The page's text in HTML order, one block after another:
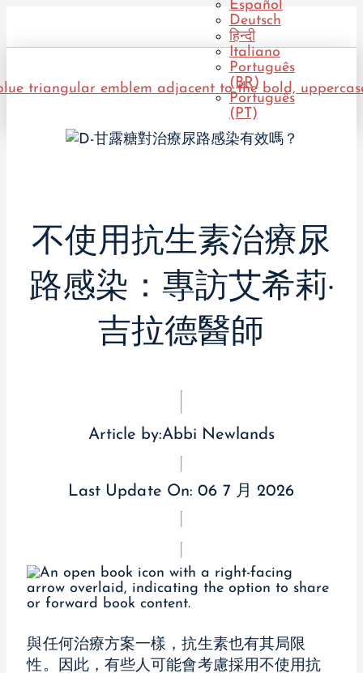
Español
Deutsch
हिन्दी
Italiano
Português
(BR)
Português
(PT)
不使用抗生素治療尿
路感染：專訪艾希莉·
吉拉德醫師
Article by:Abbi Newlands
Last Update On:06 7 月 2026
與任何治療方案一樣，抗生素也有其局限
性。因此，有些人可能會考慮採用不使用抗